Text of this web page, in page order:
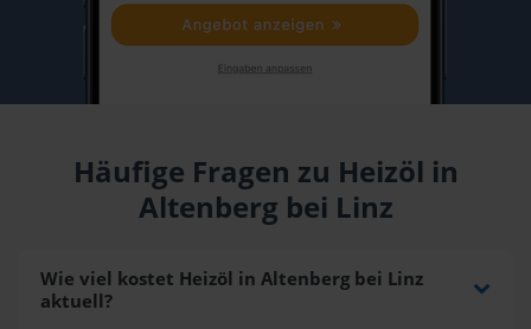
Häufige Fragen zu Heizöl in
Altenberg bei Linz
Wie viel kostet Heizöl in Altenberg bei Linz
aktuell?